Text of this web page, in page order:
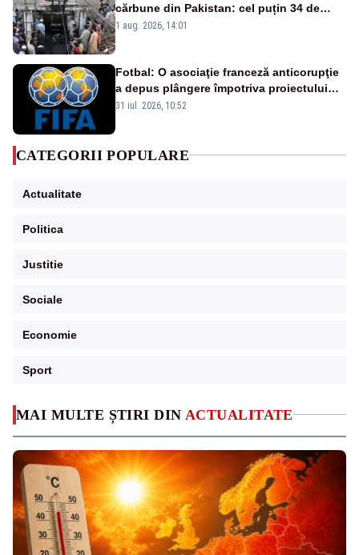
MAI MULTE ȘTIRI DIN ACTUALITATE
cărbune din Pakistan: cel puțin 34 de
morți - VIDEO
1 aug. 2026, 14:01
Fotbal: O asociaţie franceză anticorupţie
a depus plângere împotriva proiectului
FIFA
31 iul. 2026, 10:52
CATEGORII POPULARE
Actualitate
Politica
Justitie
Sociale
Economie
Sport